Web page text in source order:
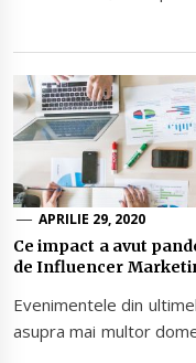
APRILIE 29, 2020
Ce impact a avut
de Influencer
Evenimentele din
asupra mai multor